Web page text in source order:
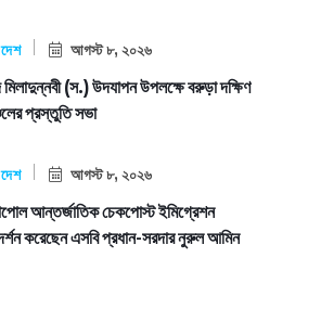
আগস্ট ৮, ২০২৬
(স.) উদযাপন উপলক্ষে বরুড়া দক্ষিণ
প্রস্তুতি সভা
আগস্ট ৮, ২০২৬
আন্তর্জাতিক চেকপোস্ট ইমিগ্রেশন
করেছেন এসবি প্রধান-সরদার নুরুল আমিন